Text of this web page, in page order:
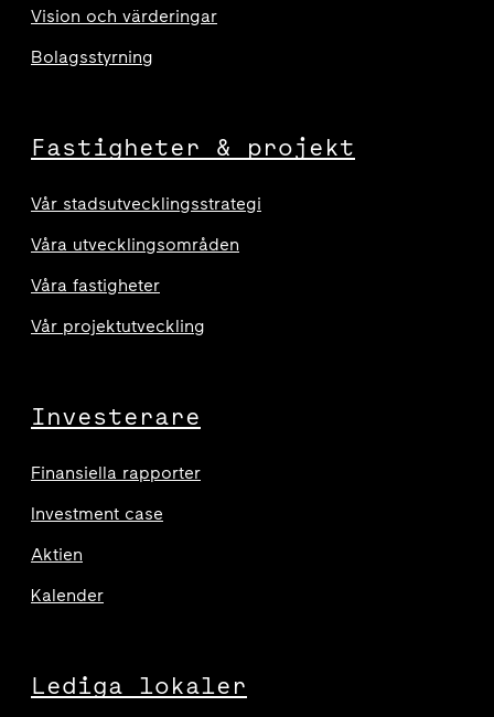
Vision och värderingar
Bolagsstyrning
Fastigheter & projekt
Vår stadsutvecklingsstrategi
Våra utvecklingsområden
Våra fastigheter
Vår projektutveckling
Investerare
Finansiella rapporter
Investment case
Aktien
Kalender
Lediga lokaler